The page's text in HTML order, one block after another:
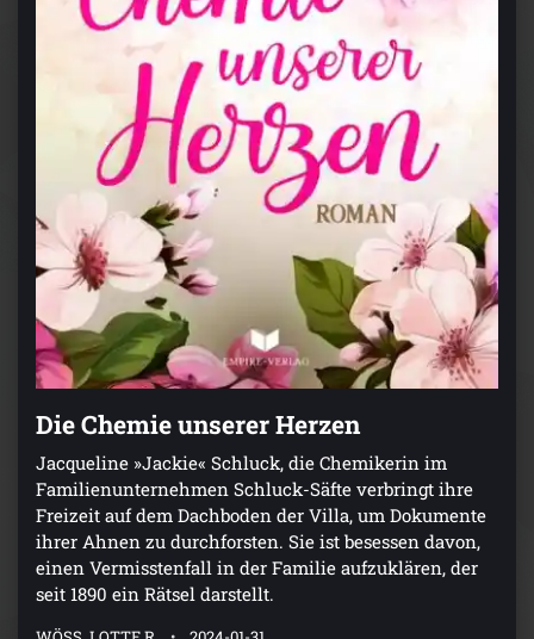
Die Chemie unserer Herzen
Jacqueline »Jackie« Schluck, die Chemikerin im
Familienunternehmen Schluck-Säfte verbringt ihre
Freizeit auf dem Dachboden der Villa, um Dokumente
ihrer Ahnen zu durchforsten. Sie ist besessen davon,
einen Vermisstenfall in der Familie aufzuklären, der
seit 1890 ein Rätsel darstellt.
WÖSS, LOTTE R. 2024-01-31